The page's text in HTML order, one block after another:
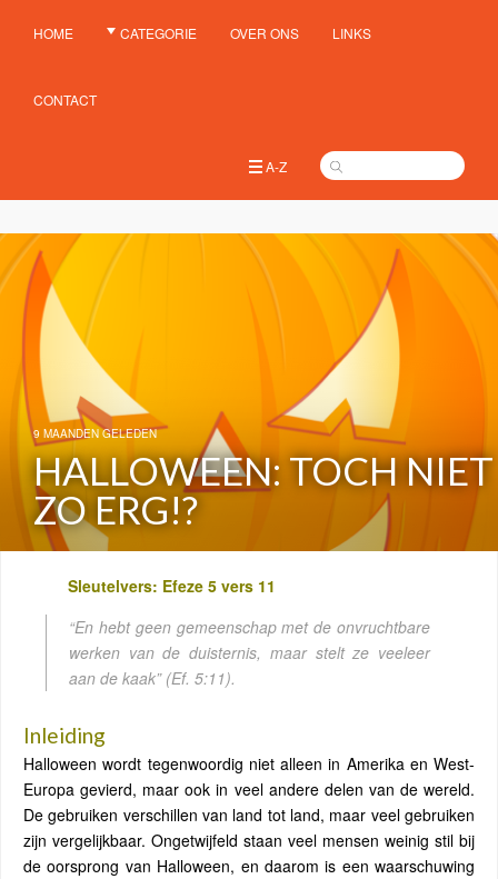
HOME CATEGORIE OVER ONS LINKS
CONTACT
A-Z
9 MAANDEN GELEDEN
HALLOWEEN: TOCH NIET
ZO ERG!?
Sleutelvers: Efeze 5 vers 11
“En hebt geen gemeenschap met de onvruchtbare
werken van de duisternis, maar stelt ze veeleer
aan de kaak”(Ef. 5:11).
Inleiding
Halloween wordt tegenwoordig niet alleen in Amerika en West-
Europa gevierd, maar ook in veel andere delen van de wereld.
De gebruiken verschillen van land tot land, maar veel gebruiken
zijn vergelijkbaar. Ongetwijfeld staan ​​veel mensen weinig stil bij
de oorsprong van Halloween, en daarom is een waarschuwing